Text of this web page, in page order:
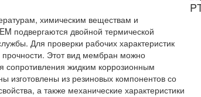
химическим веществам и
подвергаются двойной термической
Для проверки рабочих характеристик
Этот вид мембран можно
жидким коррозионным
из резиновых компонентов со
а также механические характеристики